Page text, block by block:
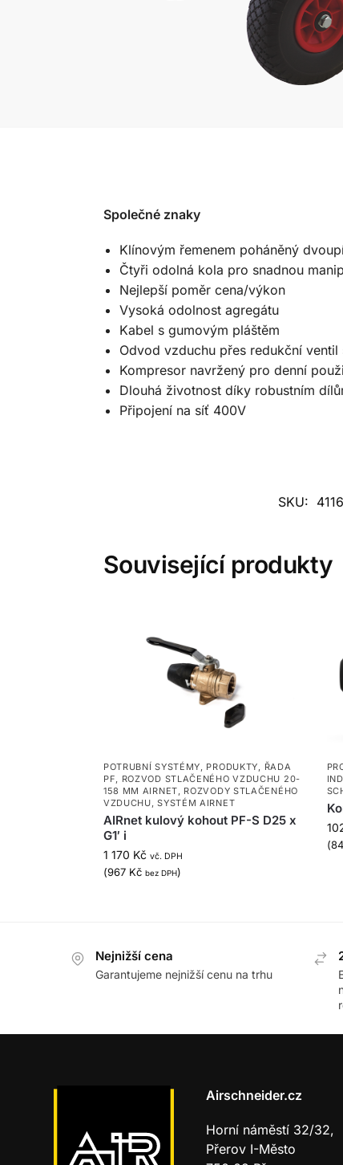
Společné znaky
Klínovým řemenem poháněný
Čtyři odolná kola pro snadnou
Nejlepší poměr cena/výkon
Vysoká odolnost agregátu
Kabel s gumovým pláštěm
Odvod vzduchu přes redukční
Kompresor navržený pro denní
Dlouhá životnost díky robustním
Připojení na síť 400V
SKU:
Související produkty
POTRUBNÍ SYSTÉMY, PRODUKTY, ŘADA
PF, ROZVOD STLAČENÉHO VZDUCHU 20-
158 MM AIRNET, ROZVODY STLAČENÉHO
VZDUCHU,SYSTÉM AIRNET
AIRnet kulový kohout PF-S D25 x
G1′ i
1 170 Kč vč. DPH
(967 Kč bez DPH)
(
Nejnižší cena
Garantujeme nejnižší cenu na trhu
Airschneider.cz
Horní náměstí 32/32,
Přerov I-Město